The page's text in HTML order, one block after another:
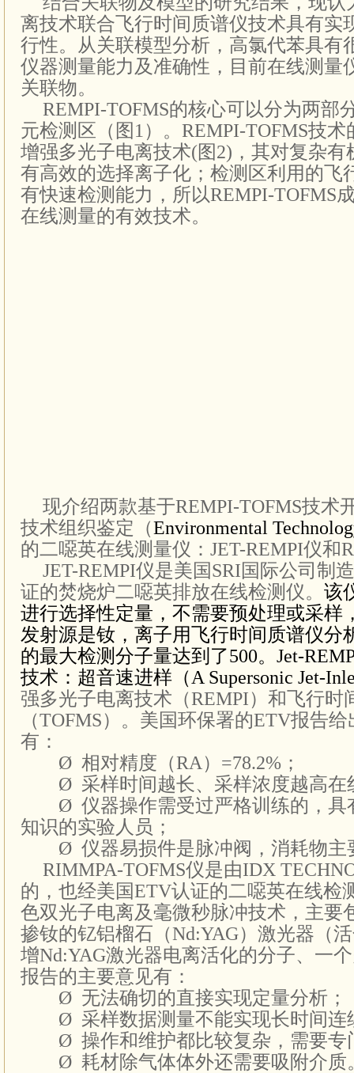
离技术联合飞行时间质谱仪技术具有实
行性。从关联模型分析，高氯代苯具有
仪器测量能力及准确性，目前在线测量
关联物。
REMPI-TOFMS的核心可以分为两部
元检测区（图1）。REMPI-TOFMS技
增强多光子电离技术(图2)，其对复杂
有高效的选择离子化；检测区利用的飞
有快速检测能力，所以REMPI-TOFMS
在线测量的有效技术。
现介绍两款基于REMPI-TOFMS技术
技术组织鉴定（Environmental
的二噁英在线测量仪：JET-REMPI仪和
JET-REMPI仪是美国SRI国际公司制
证的焚烧炉二噁英排放在线检测仪。 该
进行选择性定量，不需要预处理或采样
发射源是钕，离子用飞行时间质谱仪分
的最大检测分子量达到了500。Jet-
技术：超音速进样（A Supersonic Jet-
强多光子电离技术（REMPI）和飞行时
（TOFMS）。美国环保署的ETV报告
有：
Ø 相对精度（RA）=78.2%；
Ø 采样时间越长、采样浓度越高
Ø 仪器操作需受过严格训练的，
知识的实验人员；
Ø 仪器易损件是脉冲阀，消耗物主
RIMMPA-TOFMS仪是由IDX
的，也经美国ETV认证的二噁英在线检
色双光子电离及毫微秒脉冲技术，主要
掺钕的钇铝榴石（Nd:YAG）激光器（
增Nd:YAG激光器电离活化的分子、一
报告的主要意见有：
Ø 无法确切的直接实现定量分析；
Ø 采样数据测量不能实现长时间连
Ø 操作和维护都比较复杂，需要专
Ø 耗材除气体体外还需要吸附介质